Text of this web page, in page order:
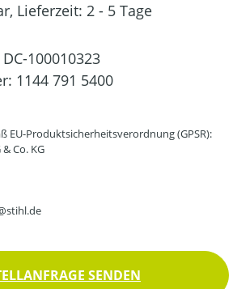
Lieferzeit: 2 - 5 Tage
DC-100010323
1144 791 5400
EU-Produktsicherheitsverordnung (GPSR):
Co. KG
SENDEN